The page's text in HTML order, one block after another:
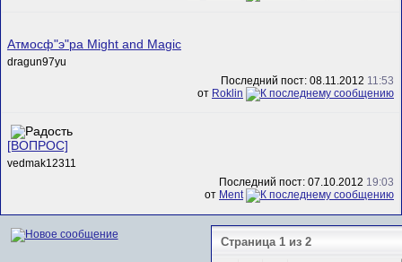
Атмосф"э"ра Might and Magic
dragun97yu
Последний пост: 08.11.2012 11:53
от Roklin
[ВОПРОС]
vedmak12311
Последний пост: 07.10.2012 19:03
от Ment
Страница 1 из 2